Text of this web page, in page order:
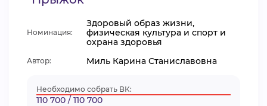
Номинация:
Здоровый образ жизни,
физическая культура и спорт и
охрана здоровья
Автор: Миль Карина Станиславовна
Необходимо собрать ВК:
110 700 / 110 700